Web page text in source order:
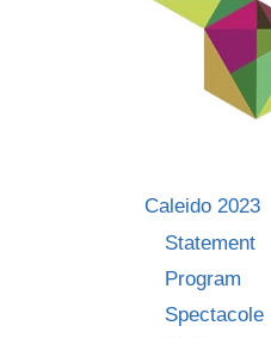
Caleido 2023
Statement
Program
Spectacole